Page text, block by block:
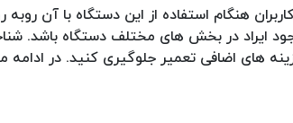
هنگام استفاده از این دستگاه با آن
ایراد در بخش های مختلف دستگاه باشد.
های اضافی تعمیر جلوگیری کنید. در